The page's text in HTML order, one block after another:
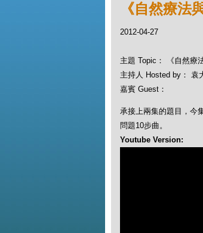
《自然療法
2012-04-27
主題 Topic： 《自然療
主持人 Hosted by： 袁
嘉賓 Guest：
承接上兩集的題目，今
問題10步曲。
Youtube Version: